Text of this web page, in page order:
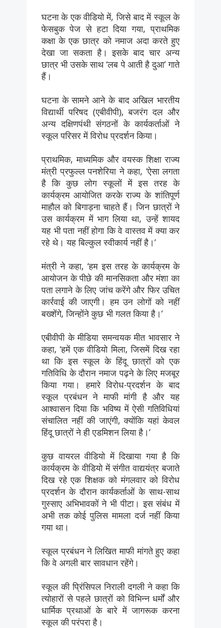
घटना के एक वीडियो में, जिसे बाद में स्कूल के
फेसबुक पेज से हटा दिया गया, प्राथमिक
कक्षा के एक छात्र को नमाज अदा करते हुए
देखा जा सकता है। इसके बाद चार अन्य
छात्र भी उसके साथ ‘लब पे आती है दुआ’ गाते
हैं।
घटना के सामने आने के बाद अखिल भारतीय
विद्यार्थी परिषद (एबीवीपी), बजरंग दल और
अन्य दक्षिणपंथी संगठनों के कार्यकर्ताओं ने
स्कूल परिसर में विरोध प्रदर्शन किया।
प्राथमिक, माध्यमिक और वयस्क शिक्षा राज्य
मंत्री प्रफुल्ल पनशेरिया ने कहा, ‘ऐसा लगता
है कि कुछ लोग स्कूलों में इस तरह के
कार्यक्रम आयोजित करके राज्य के शांतिपूर्ण
माहौल को बिगाड़ना चाहते हैं। जिन छात्रों ने
उस कार्यक्रम में भाग लिया था, उन्हें शायद
यह भी पता नहीं होगा कि वे वास्तव में क्या कर
रहे थे। यह बिल्कुल स्वीकार्य नहीं है।’
मंत्री ने कहा, ‘हम इस तरह के कार्यक्रम के
आयोजन के पीछे की मानसिकता और मंशा का
पता लगाने के लिए जांच करेंगे और फिर उचित
कार्रवाई की जाएगी। हम उन लोगों को नहीं
बख्शेंगे, जिन्होंने कुछ भी गलत किया है।’
एबीवीपी के मीडिया समन्वयक मीत भावसार ने
कहा, ‘हमें एक वीडियो मिला, जिसमें दिख रहा
था कि इस स्कूल के हिंदू छात्रों को एक
गतिविधि के दौरान नमाज पढ़ने के लिए मजबूर
किया गया। हमारे विरोध-प्रदर्शन के बाद
स्कूल प्रबंधन ने माफी मांगी है और यह
आश्वासन दिया कि भविष्य में ऐसी गतिविधियां
संचालित नहीं की जाएंगी, क्योंकि यहां केवल
हिंदू छात्रों ने ही एडमिशन लिया है।’
कुछ वायरल वीडियो में दिखाया गया है कि
कार्यक्रम के वीडियो में संगीत वाद्ययंत्र बजाते
दिख रहे एक शिक्षक को मंगलवार को विरोध
प्रदर्शन के दौरान कार्यकर्ताओं के साथ-साथ
गुस्साए अभिभावकों ने भी पीटा। इस संबंध में
अभी तक कोई पुलिस मामला दर्ज नहीं किया
गया था।
स्कूल प्रबंधन ने लिखित माफी मांगते हुए कहा
कि वे अगली बार सावधान रहेंगे।
स्कूल की प्रिंसिपल निराली दगली ने कहा कि
त्योहारों से पहले छात्रों को विभिन्न धर्मों और
धार्मिक प्रथाओं के बारे में जागरूक करना
स्कूल की परंपरा है।